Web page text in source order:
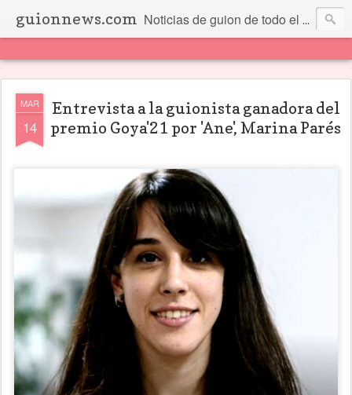
guionnews.com Noticias de guion de todo el mundo... Y más.
MAR
14
Entrevista a la guionista ganadora del
premio Goya'21 por 'Ane', Marina Parés